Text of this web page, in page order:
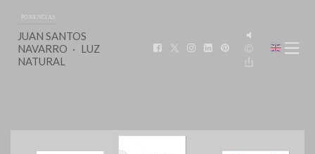
PONENCIAS
JUAN SANTOS
NAVARRO
LUZ
NATURAL